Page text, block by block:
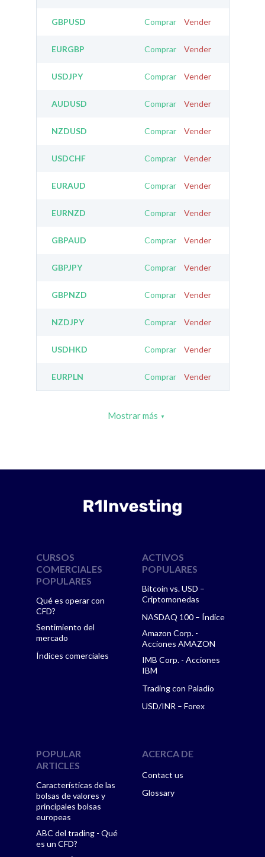
GBPUSD Comprar Vender
EURGBP Comprar Vender
USDJPY Comprar Vender
AUDUSD Comprar Vender
NZDUSD Comprar Vender
USDCHF Comprar Vender
EURAUD Comprar Vender
EURNZD Comprar Vender
GBPAUD Comprar Vender
GBPJPY Comprar Vender
GBPNZD Comprar Vender
NZDJPY Comprar Vender
USDHKD Comprar Vender
EURPLN Comprar Vender
Mostrar más
CURSOS
COMERCIALES
POPULARES
Qué es operar con
CFD?
Sentimiento del
mercado
Índices comerciales
ACTIVOS
POPULARES
Bitcoin vs. USD –
Criptomonedas
NASDAQ 100 – Índice
Amazon Corp. -
Acciones AMAZON
IMB Corp. - Acciones
IBM
Trading con Paladio
USD/INR – Forex
POPULAR
ARTICLES
Características de las
bolsas de valores y
principales bolsas
europeas
ABC del trading - Qué
es un CFD?
ACERCA DE
Contact us
Glossary